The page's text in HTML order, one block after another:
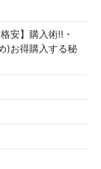
安】購入術!!・
)お得購入する秘